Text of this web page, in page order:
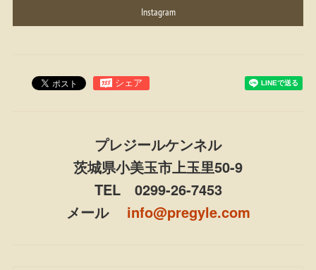
Instagram
プレジールケンネル
茨城県小美玉市上玉里50-9
TEL 0299-26-7453
メール info@pregyle.com